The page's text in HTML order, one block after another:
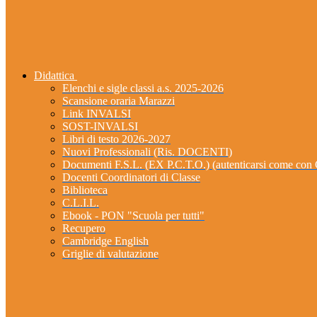
Didattica
Elenchi e sigle classi a.s. 2025-2026
Scansione oraria Marazzi
Link INVALSI
SOST-INVALSI
Libri di testo 2026-2027
Nuovi Professionali (Ris. DOCENTI)
Documenti F.S.L. (EX P.C.T.O.) (autenticarsi come
Docenti Coordinatori di Classe
Biblioteca
C.L.I.L.
Ebook - PON "Scuola per tutti"
Recupero
Cambridge English
Griglie di valutazione